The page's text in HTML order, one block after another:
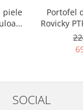
piele
-
Portofel
Rovicky
SOCIAL